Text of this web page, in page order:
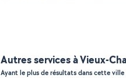
Autres services à Vieux-
Ayant le plus de résultats dans cette ville